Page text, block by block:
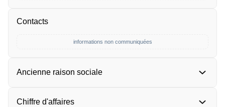
Contacts
informations non communiquées
Ancienne raison sociale
Chiffre d'affaires